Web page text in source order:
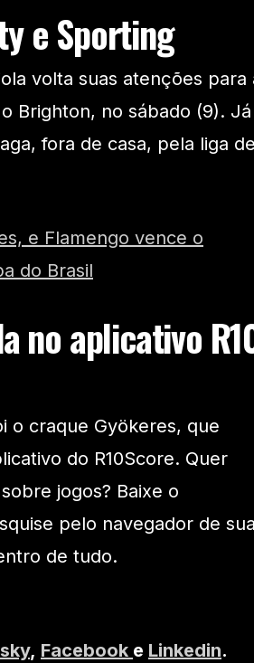
e Sporting
volta suas atenções para
Brighton, no sábado (9). Já
fora de casa, pela liga
e Flamengo vence o
do Brasil
no aplicativo
o craque Gyökeres, que
do R10Score. Quer
jogos? Baixe o
pelo navegador de
de tudo.
, Facebook e Linkedin.